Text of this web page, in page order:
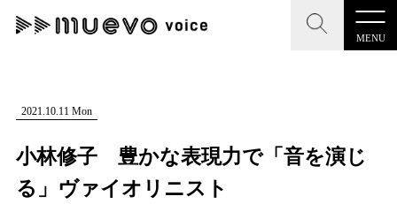
MENU
CLOSE
記事を検索する
CLOSE
"読者の声を形にする”音楽特化メディア
2021.10.11 Mon
小林修子 豊かな表現力で「音を演じ
る」ヴァイオリニスト